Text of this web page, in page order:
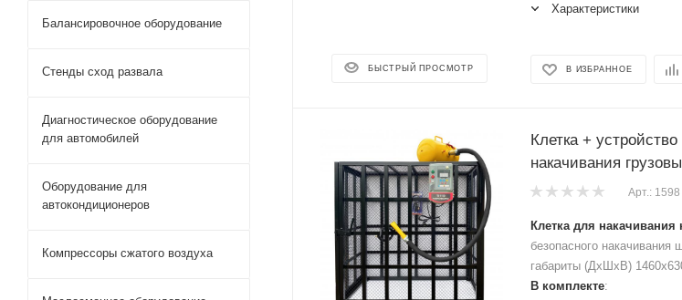
БЫСТРЫЙ ПРОСМОТР
Характеристики
В ИЗБРАННОЕ
Клетка +
накачивания
Арт.: 1598
Клетка для накачивания
безопасного накачивания
габариты (ДхШхВ)
В комплекте:
Балансировочное оборудование
Стенды сход развала
Диагностическое оборудование
для автомобилей
Оборудование для
автокондиционеров
Компрессоры сжатого воздуха